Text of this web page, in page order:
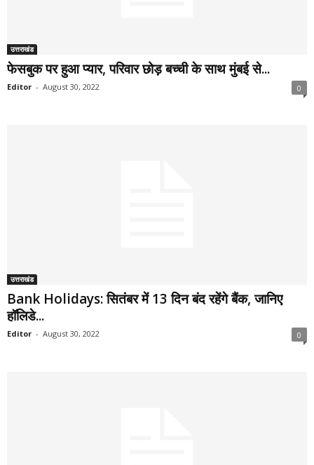
उत्तराखंड
फेसबुक पर हुआ प्यार, परिवार छोड़ बच्ची के साथ मुंबई से...
Editor - August 30, 2022 0
उत्तराखंड
Bank Holidays: सितंबर में 13 दिन बंद रहेंगे बैंक, जानिए
हॉलिडे...
Editor - August 30, 2022 0